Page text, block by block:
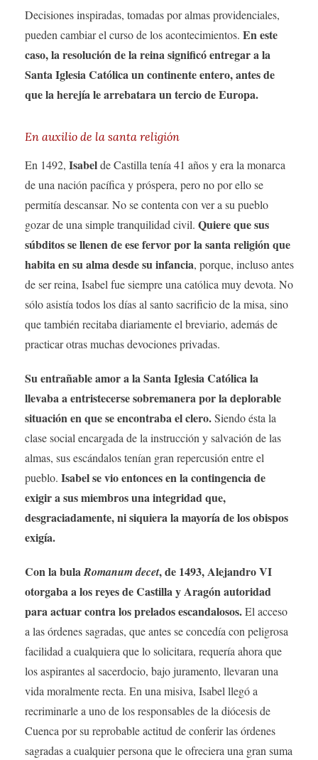
Decisiones inspiradas, tomadas por almas providenciales,
pueden cambiar el curso de los acontecimientos. En este
caso, la resolución de la reina significó entregar a la
Santa Iglesia Católica un continente entero, antes de
que la herejía le arrebatara un tercio de Europa.
En auxilio de la santa religión
En 1492, Isabelde Castilla tenía 41 años y era la monarca
de una nación pacífica y próspera, pero no por ello se
permitía descansar. No se contenta con ver a su pueblo
gozar de una simple tranquilidad civil. Quiere que sus
súbditos se llenen de ese fervor por la santa religión que
habita en su alma desde su infancia, porque, incluso antes
de ser reina, Isabel fue siempre una católica muy devota. No
sólo asistía todos los días al santo sacrificio de la misa, sino
que también recitaba diariamente el breviario, además de
practicar otras muchas devociones privadas.
Su entrañable amor a la Santa Iglesia Católica la
llevaba a entristecerse sobremanera por la deplorable
situación en que se encontraba el clero.Siendo ésta la
clase social encargada de la instrucción y salvación de las
almas, sus escándalos tenían gran repercusión entre el
pueblo. Isabel se vio entonces en la contingencia de
exigir a sus miembros una integridad que,
desgraciadamente, ni siquiera la mayoría de los obispos
exigía.
Con la bulaRomanum decet, de 1493, Alejandro VI
otorgaba a los reyes de Castilla y Aragón autoridad
para actuar contra los prelados escandalosos.El acceso
a las órdenes sagradas, que antes se concedía con peligrosa
facilidad a cualquiera que lo solicitara, requería ahora que
los aspirantes al sacerdocio, bajo juramento, llevaran una
vida moralmente recta. En una misiva, Isabel llegó a
recriminarle a uno de los responsables de la diócesis de
Cuenca por su reprobable actitud de conferir las órdenes
sagradas a cualquier persona que le ofreciera una gran suma